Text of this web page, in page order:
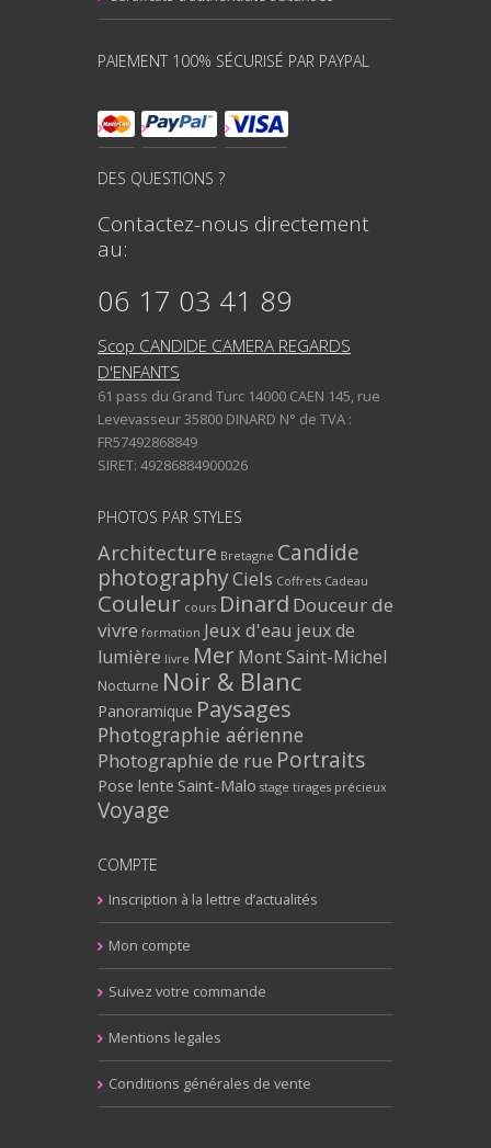
PAIEMENT 100% SÉCURISÉ PAR PAYPAL
DES QUESTIONS ?
Contactez-nous directement
au:
06 17 03 41 89
Scop CANDIDE CAMERA REGARDS
D'ENFANTS
61 pass du Grand Turc 14000 CAEN 145, rue
Levevasseur 35800 DINARD N° de TVA :
FR57492868849
SIRET: 49286884900026
PHOTOS PAR STYLES
Architecture Bretagne Candide
photographyCiels Coffrets Cadeau
Couleur cours Dinard Douceur de
vivre formation Jeux d'eau jeux de
lumière livre Mer Mont Saint-Michel
Nocturne Noir & Blanc
Panoramique Paysages
Photographie aérienne
Photographie de rue Portraits
Pose lente Saint-Malo stage tirages précieux
Voyage
COMPTE
Inscription à la lettre d’actualités
Mon compte
Suivez votre commande
Mentions legales
Conditions générales de vente